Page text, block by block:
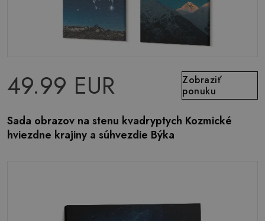
49.99 EUR
Zobraziť
ponuku
Sada obrazov na stenu kvadryptych Kozmické
hviezdne krajiny a súhvezdie Býka